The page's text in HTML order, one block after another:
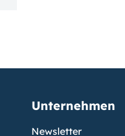
Unternehmen
Newsletter